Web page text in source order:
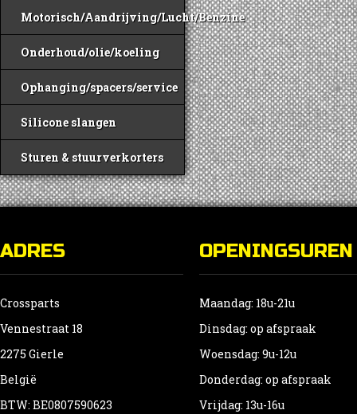
Motorisch/Aandrijving/Lucht/Benzine
Onderhoud/olie/koeling
Ophanging/spacers/service
Silicone slangen
Sturen & stuurverkorters
ADRES
Crossparts
Vennestraat 18
2275 Gierle
België
BTW: BE0807590623
OPENINGSUREN
Maandag: 18u-21u
Dinsdag: op afspraak
Woensdag: 9u-12u
Donderdag: op afspraak
Vrijdag: 13u-16u